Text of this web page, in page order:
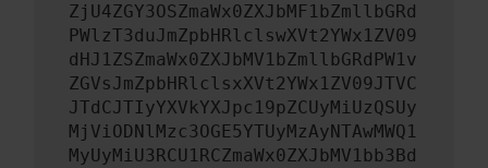
ZjU4ZGY3OSZmaWx0ZXJbMF1bZmllbGRd
PWlzT3duJmZpbHRlclswXVt2YWx1ZV09
dHJ1ZSZmaWx0ZXJbMV1bZmllbGRdPW1v
ZGVsJmZpbHRlclsxXVt2YWx1ZV09JTVC
JTdCJTIyYXVkYXJpc19pZCUyMiUzQSUy
MjViODNlMzc3OGE5YTUyMzAyNTAwMWQ1
MyUyMiU3RCU1RCZmaWx0ZXJbMV1bb3Bd